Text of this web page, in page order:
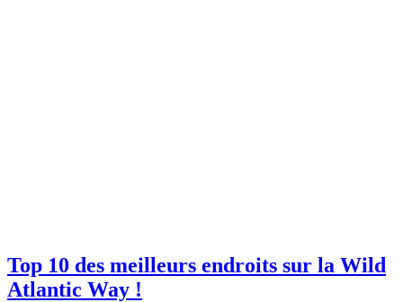
Top 10 des meilleurs endroits sur la Wild
Atlantic Way !